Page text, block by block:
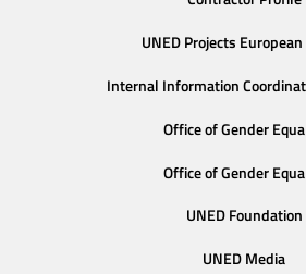
UNED Projects
Internal Information
Office of Gender
Office of Gender
UNED Foundation
UNED Media